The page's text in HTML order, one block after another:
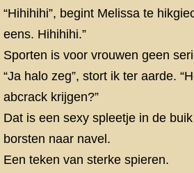
“Hihihihi”, begint Melissa te
eens. Hihihihi.”
Sporten is voor vrouwen geen
“Ja halo zeg”, stort ik ter aarde.
abcrack krijgen?”
Dat is een sexy spleetje in de
borsten naar navel.
Een teken van sterke spieren.